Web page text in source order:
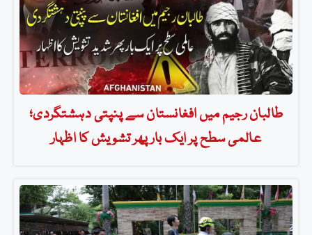
طالبان رجیم میں افغانستان سے پنپتی دہشتگردی؛
عالمی سطح پر ایک بار پھر تشویش کا اظہار